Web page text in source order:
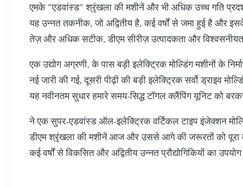
एमके "एडवांस्ड" श्रृंखला की मशीनें और भी अधिक उच्च गति
यह उन्नत तकनीक, जो अद्वितीय है, कई वर्षों से जमा हुई है और इसके
तेज़ और अधिक सटीक, डीएम सीरीज़ उत्पादकता और
एक उद्योग अग्रणी, के पास बड़ी इलेक्ट्रिक मोल्डिंग मशीनों के
नई जारी की गई, दूसरी पीढ़ी की बड़ी इलेक्ट्रिक सर्वो ड्राइव
यह नवीनतम सुधार हमारे समय-सिद्ध टॉगल क्लैंपिंग यूनिट को
ने एक सुपर-एडवांस्ड ऑल-इलेक्ट्रिक वर्टिकल टाइप इंजेक्शन
डीएम श्रृंखला की मशीनें आज और उससे आगे की जरूरतों को पूरा
कई वर्षों से विकसित और अद्वितीय उन्नत प्रौद्योगिकियों का